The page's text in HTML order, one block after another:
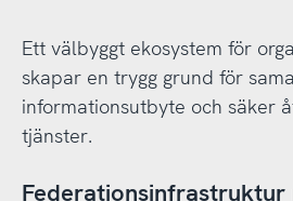
Ett välbyggt ekosystem för
skapar en trygg grund för
informationsutbyte och säker
tjänster.